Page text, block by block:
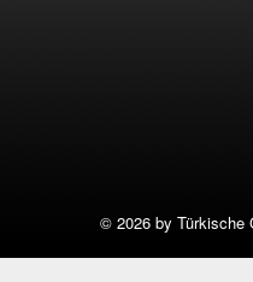
© 2026 by Türkische